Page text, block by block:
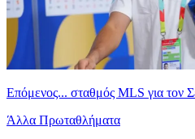
Επόμενος... σταθμός MLS για τον
Άλλα Πρωταθλήματα